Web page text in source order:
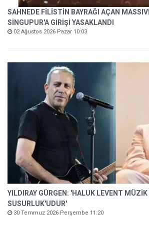
SAHNEDE FİLİSTİN BAYRAĞI AÇAN
SİNGUPUR'A GİRİŞİ YASAKLANDI
02 Ağustos 2026 Pazar 10:03
YILDIRAY GÜRGEN: 'HALUK LEVENT MÜZİK
SUSURLUK'UDUR'
30 Temmuz 2026 Perşembe 11:20